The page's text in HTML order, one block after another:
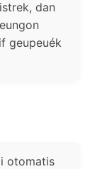
dan
geupeuék
otomatis